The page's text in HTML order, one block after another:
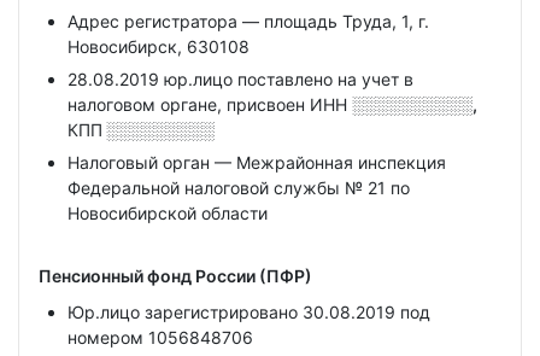
Адрес регистратора — площадь Труда, 1, г.
Новосибирск, 630108
28.08.2019 юр.лицо поставлено на учет в
налоговом органе, присвоен ИНН ░░░░░░░░░░,
КПП ░░░░░░░░░
Налоговый орган — Межрайонная инспекция
Федеральной налоговой службы № 21 по
Новосибирской области
Пенсионный фонд России (ПФР)
Юр.лицо зарегистрировано 30.08.2019 под
номером 1056848706